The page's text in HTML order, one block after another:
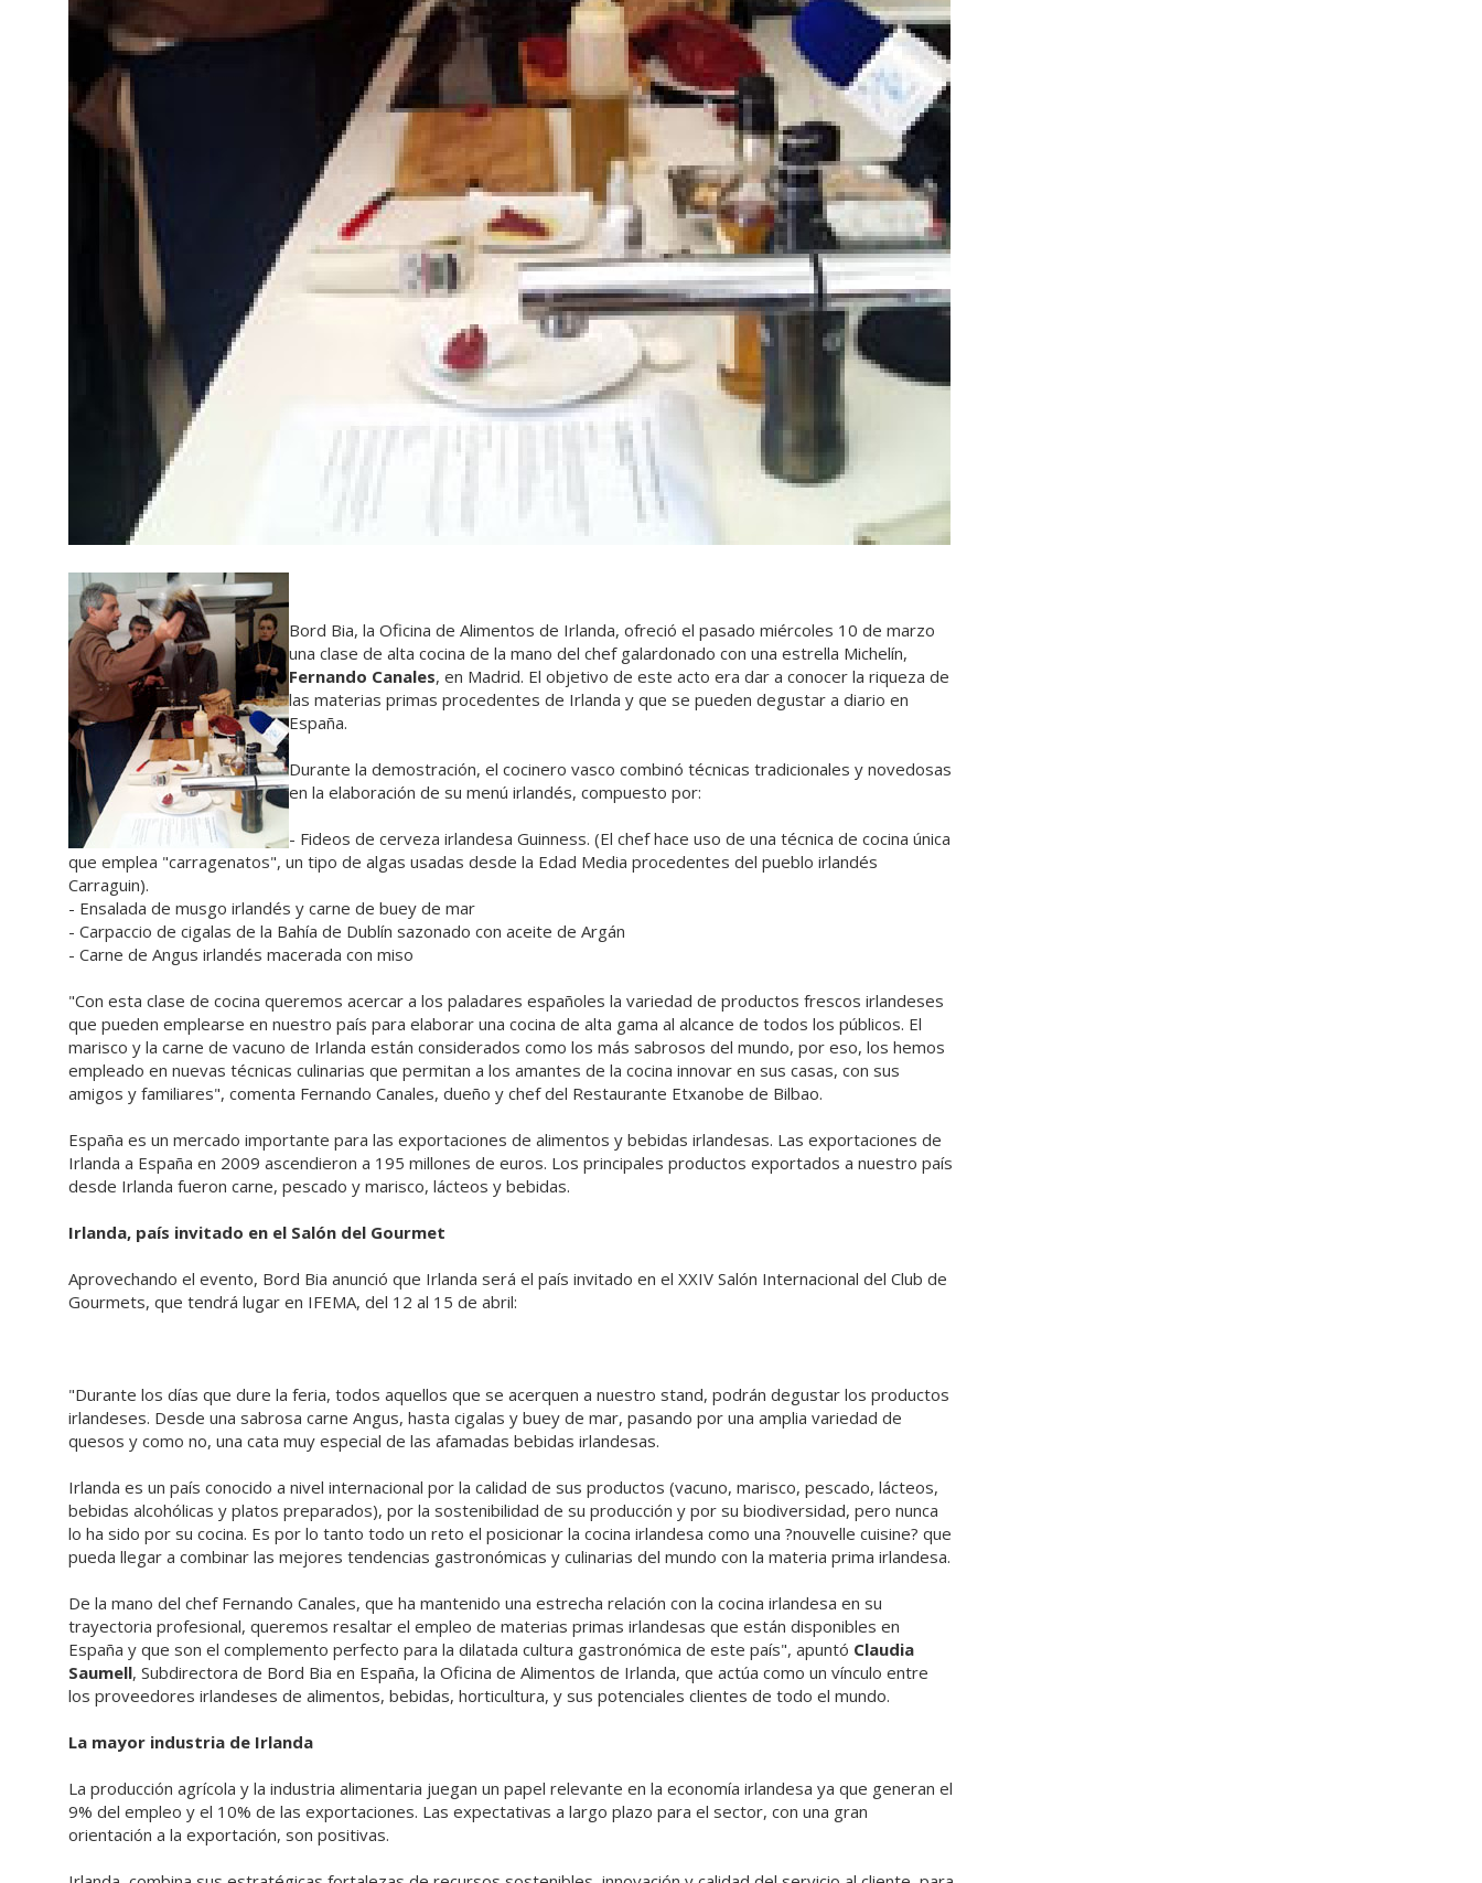
Bord Bia, la Oficina de Alimentos de Irlanda, ofreció el pasado miércoles 10 de marzo
una clase de alta cocina de la mano del chef galardonado con una estrella Michelín,
Fernando Canales, en Madrid. El objetivo de este acto era dar a conocer la riqueza de
las materias primas procedentes de Irlanda y que se pueden degustar a diario en
España.
Durante la demostración, el cocinero vasco combinó técnicas tradicionales y novedosas
en la elaboración de su menú irlandés, compuesto por:
- Fideos de cerveza irlandesa Guinness. (El chef hace uso de una técnica de cocina única
que emplea "carragenatos", un tipo de algas usadas desde la Edad Media procedentes del pueblo irlandés
Carraguin).
- Ensalada de musgo irlandés y carne de buey de mar
- Carpaccio de cigalas de la Bahía de Dublín sazonado con aceite de Argán
- Carne de Angus irlandés macerada con miso
"Con esta clase de cocina queremos acercar a los paladares españoles la variedad de productos frescos irlandeses
que pueden emplearse en nuestro país para elaborar una cocina de alta gama al alcance de todos los públicos. El
marisco y la carne de vacuno de Irlanda están considerados como los más sabrosos del mundo, por eso, los hemos
empleado en nuevas técnicas culinarias que permitan a los amantes de la cocina innovar en sus casas, con sus
amigos y familiares", comenta Fernando Canales, dueño y chef del Restaurante Etxanobe de Bilbao.
España es un mercado importante para las exportaciones de alimentos y bebidas irlandesas. Las exportaciones de
Irlanda a España en 2009 ascendieron a 195 millones de euros. Los principales productos exportados a nuestro país
desde Irlanda fueron carne, pescado y marisco, lácteos y bebidas.
Irlanda, país invitado en el Salón del Gourmet
Aprovechando el evento, Bord Bia anunció que Irlanda será el país invitado en el XXIV Salón Internacional del Club de
Gourmets, que tendrá lugar en IFEMA, del 12 al 15 de abril:
"Durante los días que dure la feria, todos aquellos que se acerquen a nuestro stand, podrán degustar los productos
irlandeses. Desde una sabrosa carne Angus, hasta cigalas y buey de mar, pasando por una amplia variedad de
quesos y como no, una cata muy especial de las afamadas bebidas irlandesas.
Irlanda es un país conocido a nivel internacional por la calidad de sus productos (vacuno, marisco, pescado, lácteos,
bebidas alcohólicas y platos preparados), por la sostenibilidad de su producción y por su biodiversidad, pero nunca
lo ha sido por su cocina. Es por lo tanto todo un reto el posicionar la cocina irlandesa como una ?nouvelle cuisine? que
pueda llegar a combinar las mejores tendencias gastronómicas y culinarias del mundo con la materia prima irlandesa.
De la mano del chef Fernando Canales, que ha mantenido una estrecha relación con la cocina irlandesa en su
trayectoria profesional, queremos resaltar el empleo de materias primas irlandesas que están disponibles en
España y que son el complemento perfecto para la dilatada cultura gastronómica de este país", apuntó Claudia
Saumell, Subdirectora de Bord Bia en España, la Oficina de Alimentos de Irlanda, que actúa como un vínculo entre
los proveedores irlandeses de alimentos, bebidas, horticultura, y sus potenciales clientes de todo el mundo.
La mayor industria de Irlanda
La producción agrícola y la industria alimentaria juegan un papel relevante en la economía irlandesa ya que generan el
9% del empleo y el 10% de las exportaciones. Las expectativas a largo plazo para el sector, con una gran
orientación a la exportación, son positivas.